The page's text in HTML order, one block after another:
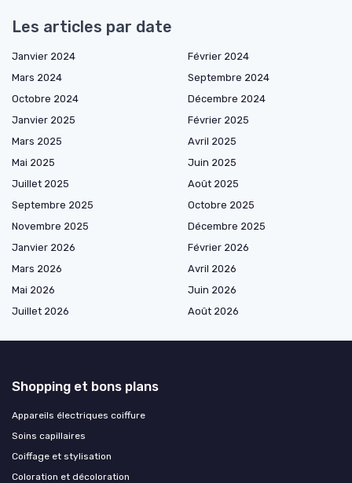
Les articles par date
Janvier 2024
Février 2024
Mars 2024
Septembre 2024
Octobre 2024
Décembre 2024
Janvier 2025
Février 2025
Mars 2025
Avril 2025
Mai 2025
Juin 2025
Juillet 2025
Août 2025
Septembre 2025
Octobre 2025
Novembre 2025
Décembre 2025
Janvier 2026
Février 2026
Mars 2026
Avril 2026
Mai 2026
Juin 2026
Juillet 2026
Août 2026
Shopping et bons plans
Appareils électriques coiffure
Soins capillaires
Coiffage et stylisation
Coloration et décoloration